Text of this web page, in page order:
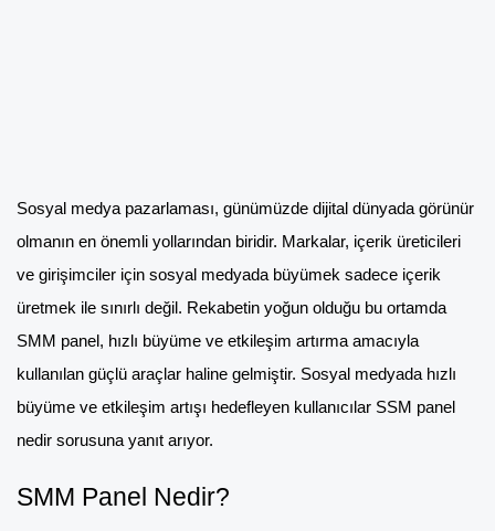
Sosyal medya pazarlaması, günümüzde dijital dünyada görünür
olmanın en önemli yollarından biridir. Markalar, içerik üreticileri
ve girişimciler için sosyal medyada büyümek sadece içerik
üretmek ile sınırlı değil. Rekabetin yoğun olduğu bu ortamda
SMM panel, hızlı büyüme ve etkileşim artırma amacıyla
kullanılan güçlü araçlar haline gelmiştir. Sosyal medyada hızlı
büyüme ve etkileşim artışı hedefleyen kullanıcılar SSM panel
nedir sorusuna yanıt arıyor.
SMM Panel Nedir?